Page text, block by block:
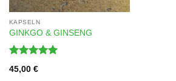
KAPSELN
GINKGO & GINSENG
Bewertet
mit5 von
45,00 €